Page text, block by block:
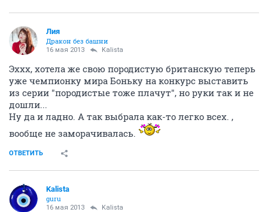
Лия
Дракон без башни
16 мая 2013 Kalista
Эххх, хотела же свою породистую британскую теперь
уже чемпионку мира Боньку на конкурс выставить
из серии "породистые тоже плачут", но руки так и не
дошли...
Ну да и ладно. А так выбрала как-то легко всех. ,
вообще не заморачивалась.
ОТВЕТИТЬ
Kalista
guru
16 мая 2013 Kalista